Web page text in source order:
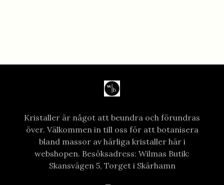
Kristaller är något att beundra och förundras
över. Välkommen in till oss för att botanisera
bland massor av härliga kristaller här i
webshopen. Besöksadress: Wilmas Butik:
Skansvägen 5, Torget i Skärhamn